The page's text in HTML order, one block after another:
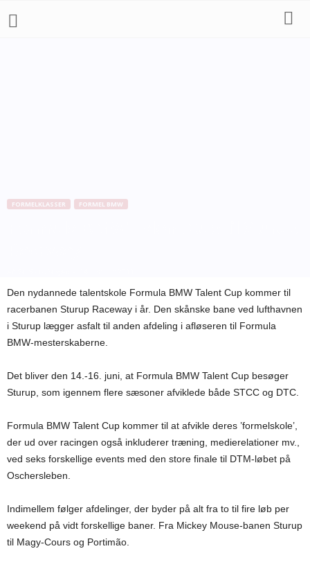
FORMELKLASSER FORMEL BMW
Den nydannede talentskole Formula BMW Talent Cup kommer til
racerbanen Sturup Raceway i år. Den skånske bane ved lufthavnen
i Sturup lægger asfalt til anden afdeling i afløseren til Formula
BMW-mesterskaberne.
Det bliver den 14.-16. juni, at Formula BMW Talent Cup besøger
Sturup, som igennem flere sæsoner afviklede både STCC og DTC.
Formula BMW Talent Cup kommer til at afvikle deres ’formelskole’,
der ud over racingen også inkluderer træning, medierelationer mv.,
ved seks forskellige events med den store finale til DTM-løbet på
Oschersleben.
Indimellem følger afdelinger, der byder på alt fra to til fire løb per
weekend på vidt forskellige baner. Fra Mickey Mouse-banen Sturup
til Magy-Cours og Portimão.